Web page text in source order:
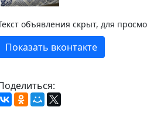
объявления скрыт, для
Показать вконтакте